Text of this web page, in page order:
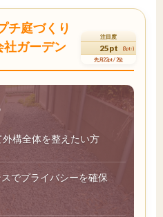
チ庭づくり
社ガーデン
注目度
25pt (3pt↑)
先月22pt / 2位
構全体を整えたい方
でプライバシーを確保